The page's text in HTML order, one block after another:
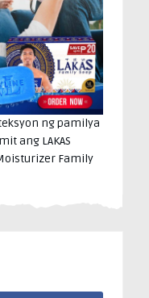
ng pamilya
ang LAKAS
Family